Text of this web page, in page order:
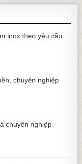
inox theo yêu cầu
chuyên nghiệp
chuyên nghiệp